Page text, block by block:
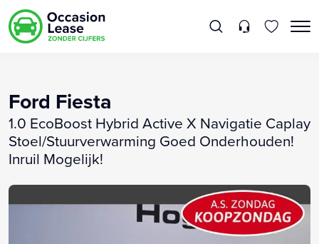
Ford Fiesta
1.0 EcoBoost Hybrid Active X Navigatie Caplay
Stoel/Stuurverwarming Goed Onderhouden!
Inruil Mogelijk!